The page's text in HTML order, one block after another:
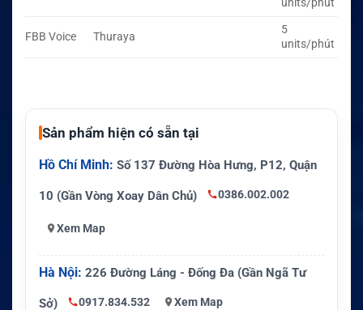
units/phút
FBB Voice Thuraya
5
units/phút
Sản phẩm hiện có sẵn tại
Hồ Chí Minh: Số 137 Đường Hòa Hưng, P12, Quận
10 (Gần Vòng Xoay Dân Chủ) 0386.002.002
Xem Map
Hà Nội: 226 Đường Láng - Đống Đa (Gần Ngã Tư
Sở) 0917.834.532 Xem Map